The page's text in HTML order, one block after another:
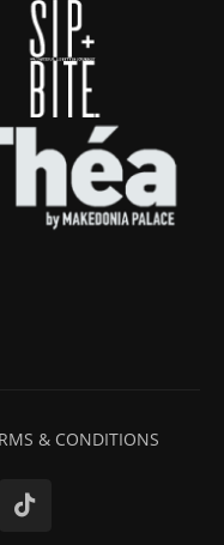
& CONDITIONS